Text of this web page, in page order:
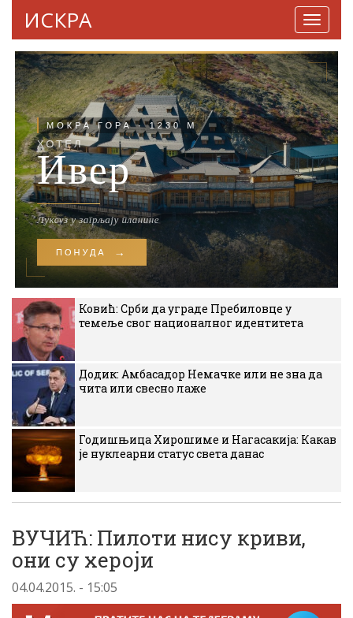
ИСКРА
Ковић: Срби да уграде Пребиловце у
темеље свог националног идентитета
Додик: Амбасадор Немачке или не зна да
чита или свесно лаже
Годишњица Хирошиме и Нагасакија: Какав
је нуклеарни статус света данас
ВУЧИЋ: Пилоти нису криви,
они су хероји
04.04.2015. - 15:05